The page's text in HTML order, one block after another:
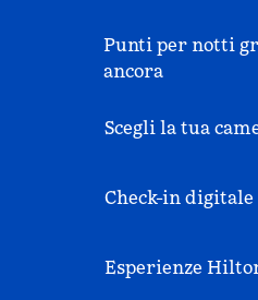
Punti per notti
ancora
Scegli la tua
Check-in digitale
Esperienze